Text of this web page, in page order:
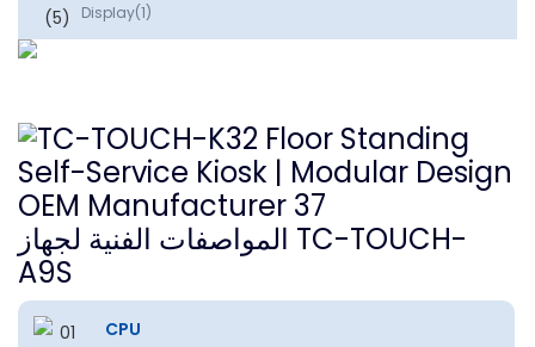
Display(1)
المواصفات الفنية لجهاز TC-TOUCH-
A9S
CPU